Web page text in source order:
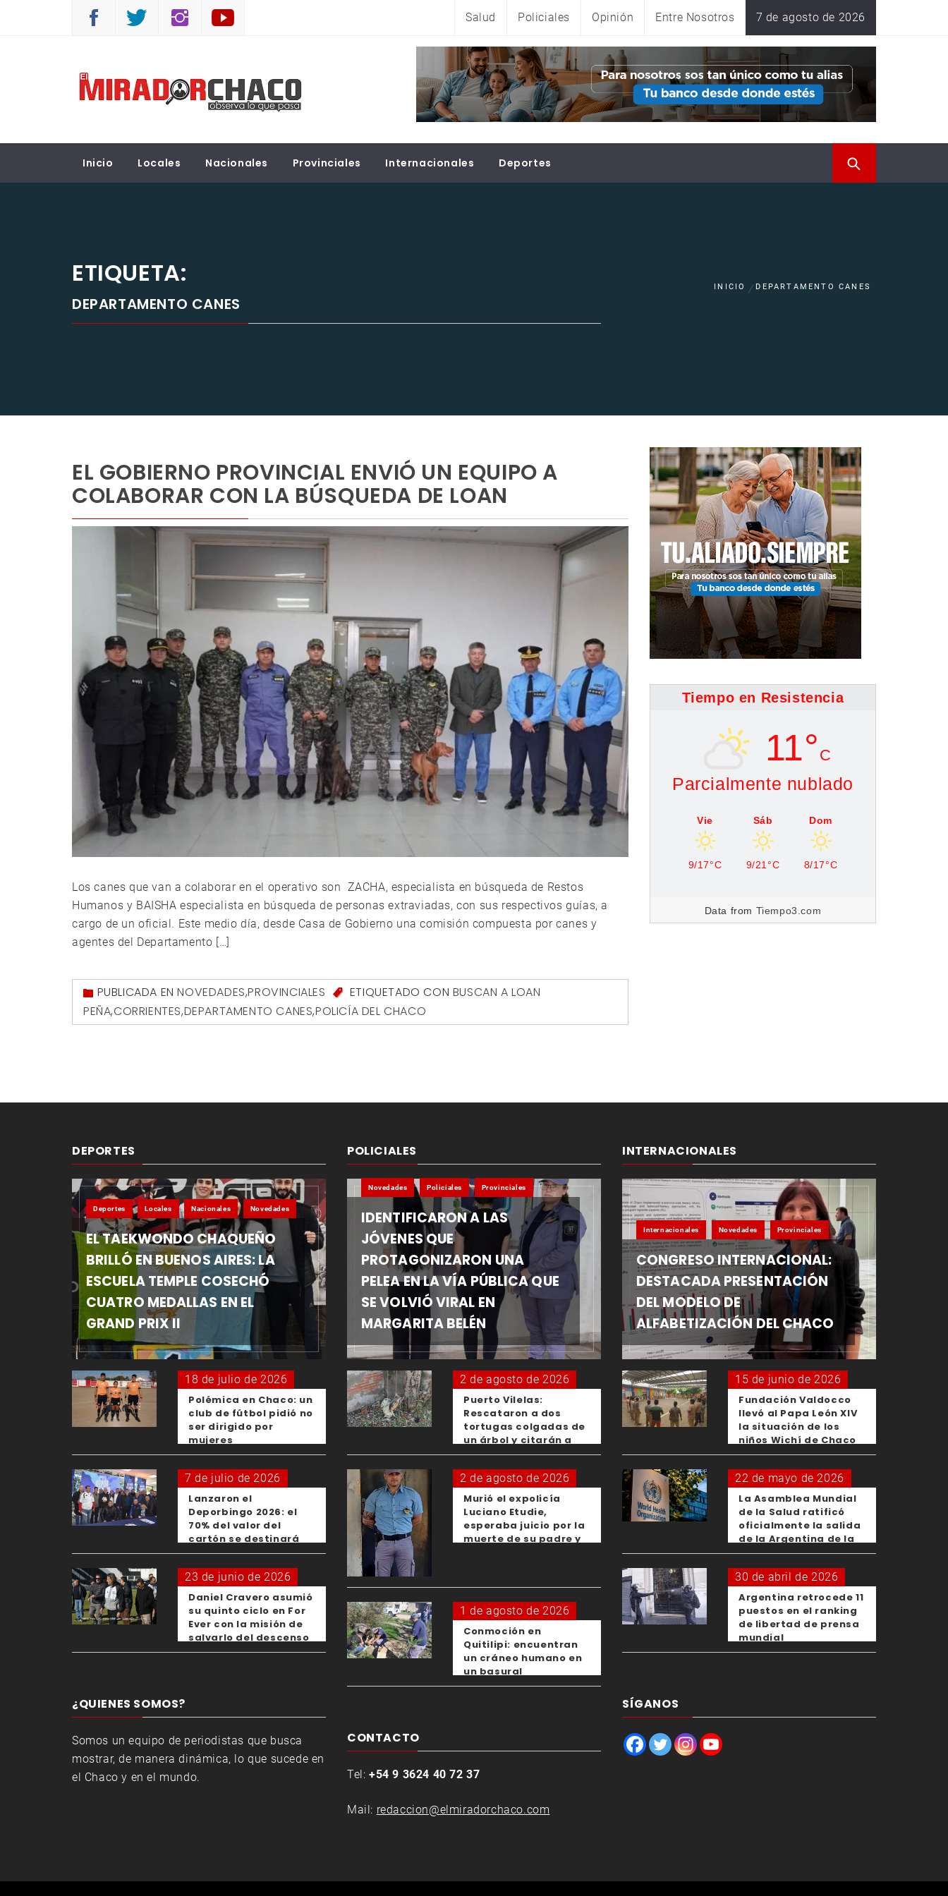
Salud Policiales Opinión Entre Nosotros 7 de agosto de 2026
EL MIRADOR CHACO
Inicio Locales Nacionales Provinciales Internacionales Deportes
ETIQUETA:
DEPARTAMENTO CANES
INICIO DEPARTAMENTO CANES
EL GOBIERNO PROVINCIAL ENVIÓ UN EQUIPO A
COLABORAR CON LA BÚSQUEDA DE LOAN
Los canes que van a colaborar en el operativo son ZACHA, especialista en búsqueda de Restos
Humanos y BAISHA especialista en búsqueda de personas extraviadas, con sus respectivos guías, a
cargo de un oficial. Este medio día, desde Casa de Gobierno una comisión compuesta por canes y
agentes del Departamento […]
PUBLICADA ENNOVEDADES,PROVINCIALES ETIQUETADO CON BUSCAN A LOAN
PEÑA,CORRIENTES,DEPARTAMENTO CANES,POLICÍA DEL CHACO
Tiempo en Resistencia
11° C
Parcialmente nublado
Vie
9/17°C
Sáb
9/21°C
Dom
8/17°C
Data from Tiempo3.com
DEPORTES
Deportes Locales Nacionales Novedades
EL TAEKWONDO CHAQUEÑO
BRILLÓ EN BUENOS AIRES: LA
ESCUELA TEMPLE COSECHÓ
CUATRO MEDALLAS EN EL
GRAND PRIX II
18 de julio de 2026
Polémica en Chaco: un
club de fútbol pidió no
ser dirigido por
mujeres
7 de julio de 2026
Lanzaron el
Deporbingo 2026: el
70% del valor del
cartón se destinará
para los clubes
23 de junio de 2026
Daniel Cravero asumió
su quinto ciclo en For
Ever con la misión de
salvarlo del descenso
¿QUIENES SOMOS?
Somos un equipo de periodistas que busca
mostrar, de manera dinámica, lo que sucede en
el Chaco y en el mundo.
POLICIALES
Novedades Policiales Provinciales
IDENTIFICARON A LAS
JÓVENES QUE
PROTAGONIZARON UNA
PELEA EN LA VÍA PÚBLICA QUE
SE VOLVIÓ VIRAL EN
MARGARITA BELÉN
2 de agosto de 2026
Puerto Vilelas:
Rescataron a dos
tortugas colgadas de
un árbol y citarán a
los padres de los
menores responsables
2 de agosto de 2026
Murió el expolicía
Luciano Etudie,
esperaba juicio por la
muerte de su padre y
1 de agosto de 2026
Conmoción en
Quitilipi: encuentran
un cráneo humano en
un basural
CONTACTO
Tel: +54 9 3624 40 72 37
Mail: redaccion@elmiradorchaco.com
INTERNACIONALES
Internacionales Novedades Provinciales
CONGRESO INTERNACIONAL:
DESTACADA PRESENTACIÓN
DEL MODELO DE
ALFABETIZACIÓN DEL CHACO
15 de junio de 2026
Fundación Valdocco
llevó al Papa León XIV
la situación de los
niños Wichí de Chaco
22 de mayo de 2026
La Asamblea Mundial
de la Salud ratificó
oficialmente la salida
de la Argentina de la
OMS
30 de abril de 2026
Argentina retrocede 11
puestos en el ranking
de libertad de prensa
mundial
SÍGANOS